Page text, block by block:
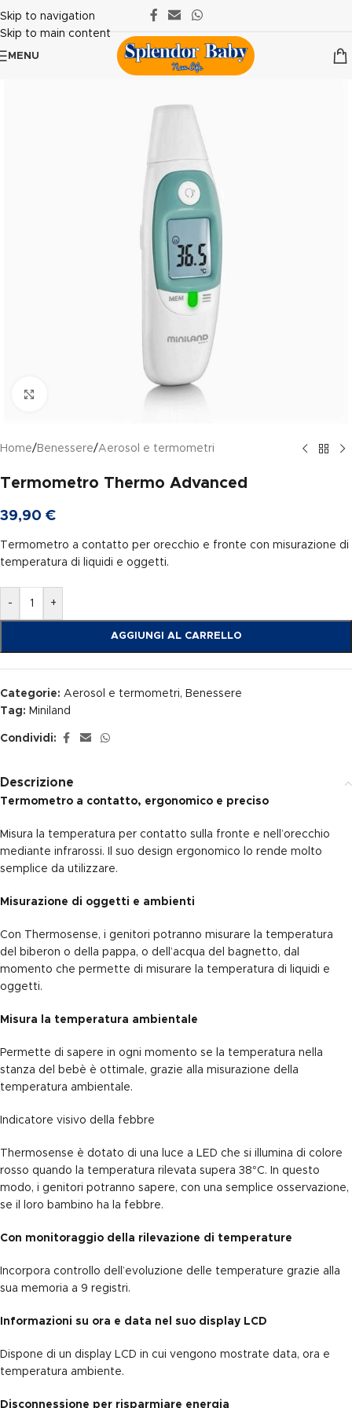
Skip to navigation
Skip to main content
MENU
Clicca per ingrandire
Home/ Benessere/Aerosol e termometri
Termometro Thermo Advanced
39,90 €
Termometro a contatto per orecchio e fronte con misurazione di
temperatura di liquidi e oggetti.
- +
AGGIUNGI AL CARRELLO
Categorie: Aerosol e termometri, Benessere
Tag: Miniland
Condividi:
Descrizione
Termometro a contatto, ergonomico e preciso
Misura la temperatura per contatto sulla fronte e nell’orecchio
mediante infrarossi. Il suo design ergonomico lo rende molto
semplice da utilizzare.
Misurazione di oggetti e ambienti
Con Thermosense, i genitori potranno misurare la temperatura
del biberon o della pappa, o dell’acqua del bagnetto, dal
momento che permette di misurare la temperatura di liquidi e
oggetti.
Misura la temperatura ambientale
Permette di sapere in ogni momento se la temperatura nella
stanza del bebè è ottimale, grazie alla misurazione della
temperatura ambientale.
Indicatore visivo della febbre
Thermosense è dotato di una luce a LED che si illumina di colore
rosso quando la temperatura rilevata supera 38°C. In questo
modo, i genitori potranno sapere, con una semplice osservazione,
se il loro bambino ha la febbre.
Con monitoraggio della rilevazione di temperature
Incorpora controllo dell’evoluzione delle temperature grazie alla
sua memoria a 9 registri.
Informazioni su ora e data nel suo display LCD
Dispone di un display LCD in cui vengono mostrate data, ora e
temperatura ambiente.
Disconnessione per risparmiare energia